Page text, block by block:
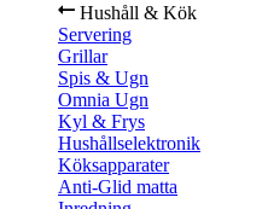
Hushåll & Kök
Servering
Grillar
Spis & Ugn
Omnia Ugn
Kyl & Frys
Hushållselektronik
Köksapparater
Anti-Glid matta